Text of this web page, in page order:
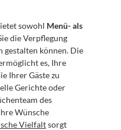
sowohl Menü- als
die Verpflegung
gestalten können. Die
es, Ihre
Ihrer Gäste zu
Gerichte oder
Wünsche
Vielfalt sorgt